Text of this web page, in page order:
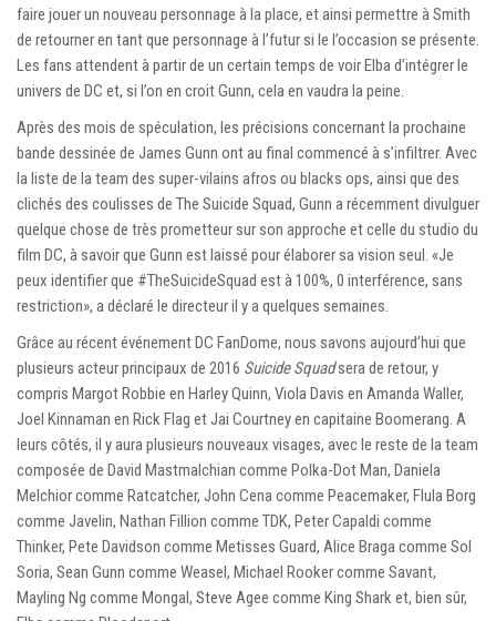
faire jouer un nouveau personnage à la place, et ainsi permettre à Smith
de retourner en tant que personnage à l’futur si le l’occasion se présente.
Les fans attendent à partir de un certain temps de voir Elba d’intégrer le
univers de DC et, si l’on en croit Gunn, cela en vaudra la peine.
Après des mois de spéculation, les précisions concernant la prochaine
bande dessinée de James Gunn ont au final commencé à s’infiltrer. Avec
la liste de la team des super-vilains afros ou blacks ops, ainsi que des
clichés des coulisses de The Suicide Squad, Gunn a récemment divulguer
quelque chose de très prometteur sur son approche et celle du studio du
film DC, à savoir que Gunn est laissé pour élaborer sa vision seul. «Je
peux identifier que #TheSuicideSquad est à 100%, 0 interférence, sans
restriction», a déclaré le directeur il y a quelques semaines.
Grâce au récent événement DC FanDome, nous savons aujourd’hui que
plusieurs acteur principaux de 2016 Suicide Squadsera de retour, y
compris Margot Robbie en Harley Quinn, Viola Davis en Amanda Waller,
Joel Kinnaman en Rick Flag et Jai Courtney en capitaine Boomerang. A
leurs côtés, il y aura plusieurs nouveaux visages, avec le reste de la team
composée de David Mastmalchian comme Polka-Dot Man, Daniela
Melchior comme Ratcatcher, John Cena comme Peacemaker, Flula Borg
comme Javelin, Nathan Fillion comme TDK, Peter Capaldi comme
Thinker, Pete Davidson comme Metisses Guard, Alice Braga comme Sol
Soria, Sean Gunn comme Weasel, Michael Rooker comme Savant,
Mayling Ng comme Mongal, Steve Agee comme King Shark et, bien sûr,